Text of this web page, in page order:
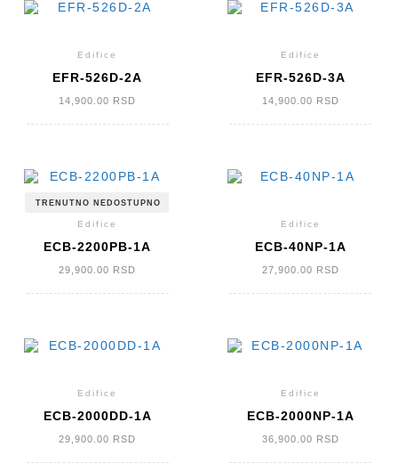
Edifice
EFR-526D-3A
14,900.00 RSD
Edifice
EFR-526D-2A
14,900.00 RSD
Edifice
ECB-40NP-1A
27,900.00 RSD
TRENUTNO NEDOSTUPNO
Edifice
ECB-2200PB-1A
29,900.00 RSD
Edifice
ECB-2000NP-1A
36,900.00 RSD
Edifice
ECB-2000DD-1A
29,900.00 RSD